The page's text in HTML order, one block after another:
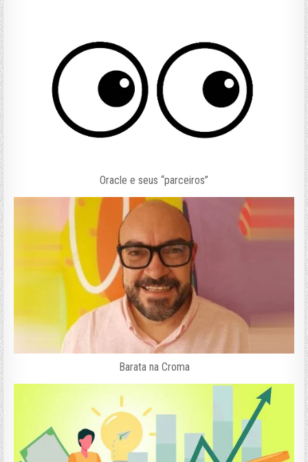
Oracle e seus “parceiros”
Barata na Croma